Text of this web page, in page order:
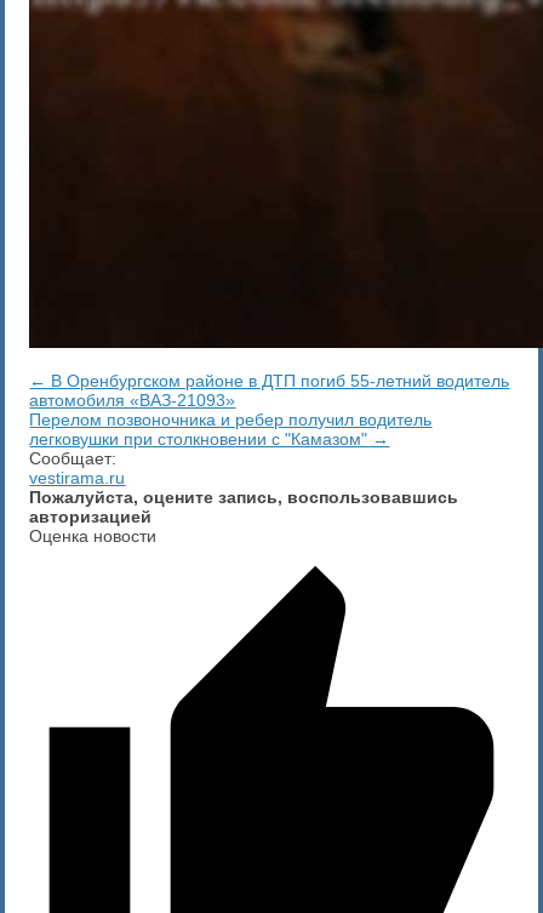
← ​В Оренбургском районе в ДТП погиб 55-летний водитель
автомобиля «ВАЗ-21093»
Перелом позвоночника и ребер получил водитель
легковушки при столкновении с "Камазом" →
Сообщает:
vestirama.ru
Пожалуйста, оцените запись, воспользовавшись
авторизацией
Оценка новости